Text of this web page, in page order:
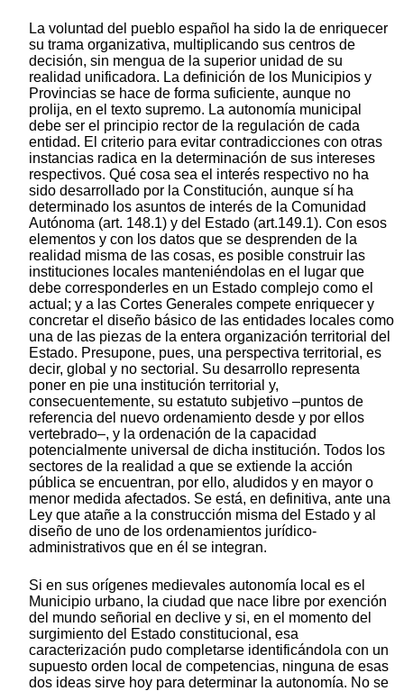
La voluntad del pueblo español ha sido la de enriquecer
su trama organizativa, multiplicando sus centros de
decisión, sin mengua de la superior unidad de su
realidad unificadora. La definición de los Municipios y
Provincias se hace de forma suficiente, aunque no
prolija, en el texto supremo. La autonomía municipal
debe ser el principio rector de la regulación de cada
entidad. El criterio para evitar contradicciones con otras
instancias radica en la determinación de sus intereses
respectivos. Qué cosa sea el interés respectivo no ha
sido desarrollado por la Constitución, aunque sí ha
determinado los asuntos de interés de la Comunidad
Autónoma (art. 148.1) y del Estado (art.149.1). Con esos
elementos y con los datos que se desprenden de la
realidad misma de las cosas, es posible construir las
instituciones locales manteniéndolas en el lugar que
debe corresponderles en un Estado complejo como el
actual; y a las Cortes Generales compete enriquecer y
concretar el diseño básico de las entidades locales como
una de las piezas de la entera organización territorial del
Estado. Presupone, pues, una perspectiva territorial, es
decir, global y no sectorial. Su desarrollo representa
poner en pie una institución territorial y,
consecuentemente, su estatuto subjetivo –puntos de
referencia del nuevo ordenamiento desde y por ellos
vertebrado–, y la ordenación de la capacidad
potencialmente universal de dicha institución. Todos los
sectores de la realidad a que se extiende la acción
pública se encuentran, por ello, aludidos y en mayor o
menor medida afectados. Se está, en definitiva, ante una
Ley que atañe a la construcción misma del Estado y al
diseño de uno de los ordenamientos jurídico-
administrativos que en él se integran.
Si en sus orígenes medievales autonomía local es el
Municipio urbano, la ciudad que nace libre por exención
del mundo señorial en declive y si, en el momento del
surgimiento del Estado constitucional, esa
caracterización pudo completarse identificándola con un
supuesto orden local de competencias, ninguna de esas
dos ideas sirve hoy para determinar la autonomía. No se